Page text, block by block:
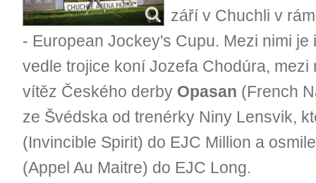
září v Chuchli v
- European Jockey's Cupu. Mezi nimi
vedle trojice koní Jozefa Chodúra,
vítěz Českého derby Opasan (French
ze Švédska od trenérky Niny Lensvik,
(Invincible Spirit) do EJC Million a
(Appel Au Maitre) do EJC Long.